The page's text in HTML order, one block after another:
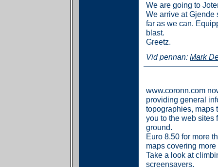
We are going to
We arrive at Gjende
far as we can.
blast.
Greetz.
Vid pennan: Mark
www.coronn.com
providing general
topographies, maps
you to the web sites
ground.
Euro 8.50 for more
maps covering
Take a look at
screensavers.